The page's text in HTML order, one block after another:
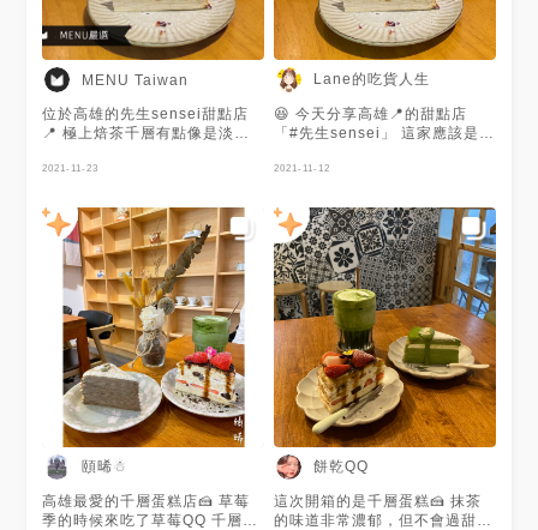
MENU Taiwan
位於高雄的先生sensei甜點店
📍 極上焙茶千層有點像是淡淡
甜度微甜😚 吃一塊剛剛好🥴 焦
糖😝 吃起來甜而不膩且偏大人
味一些💗 草莓布蕾上層的布蕾
十分美味🍓 自己覺得巧克力香
蕉冰沙十分不錯👍 一大杯喝起
來超罪惡超滿足😌 不過會偏甜
一些喔😘 謝謝@阿胖胖 吃貨人
生提供美照❤️
2021-11-23
Lane的吃貨人生
😆 今天分享高雄📍的甜點店
「#先生sensei」 這家應該是高
不過那時候的我，根本不知道有
就和朋友們用手機找找就一起去
了 . 🗣菜單為當時拍攝，最新菜
單可以上店家臉書專頁或
@sensei.tw 🗣這家有名的是抹
茶🍵，但是我對抹茶沒有到很喜
歡，所以就沒有點了！ . 📌草莓
布蕾170元 📌焦糖瑪奇朵160元
📌覆盆莓荔枝玫瑰160元 📌極上
焙茶160元 其實這幾個口味都蠻
不錯的😋 自己比較喜歡焙茶和
焦糖瑪奇朵 焙茶有點像是淡淡
的抹茶 吃得到餅皮的味道，甜
度微甜 吃一塊剛剛好！ 焦糖瑪
奇朵則是淡淡的咖啡香和焦糖
吃起來甜而不膩，偏大人味一些
💗 草莓布蕾上層的布蕾好好吃
👀 . 📌巧克力香蕉冰沙100元 📌
2021-11-12
頤晞☃
高雄最愛的千層蛋糕店🍰 草莓
季的時候來吃了草莓QQ 千層派
餅乾QQ
這次開箱的是千層蛋糕🍰 抹茶
的味道非常濃郁，但不會過甜過